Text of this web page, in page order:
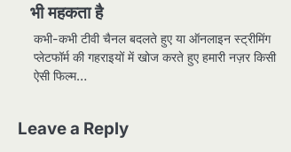
भी महकता है
कभी-कभी टीवी चैनल बदलते हुए या ऑनलाइन स्ट्रीमिंग
प्लेटफॉर्म की गहराइयों में खोज करते हुए हमारी नज़र किसी
ऐसी फिल्म…
Leave a Reply